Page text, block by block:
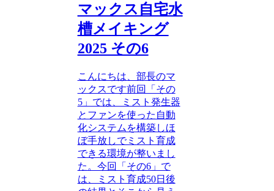
マックス自宅水
槽メイキング
2025 その6
こんにちは、部長のマ
ックスです前回「その
5」では、ミスト発生器
とファンを使った自動
化システムを構築しほ
ぼ手放しでミスト育成
できる環境が整いまし
た。今回「その6」で
は、ミスト育成50日後